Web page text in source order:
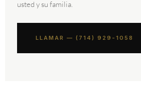
usted y su familia.
LLAMAR — (714) 929-1058